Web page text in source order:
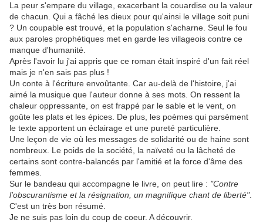
La peur s'empare du village, exacerbant la couardise ou la valeur
de chacun. Qui a fâché les dieux pour qu'ainsi le village soit puni
? Un coupable est trouvé, et la population s'acharne. Seul le fou
aux paroles prophétiques met en garde les villageois contre ce
manque d'humanité.
Après l'avoir lu j'ai appris que ce roman était inspiré d'un fait réel
mais je n'en sais pas plus !
Un conte à l'écriture envoûtante. Car au-delà de l'histoire, j'ai
aimé la musique que l'auteur donne à ses mots. On ressent la
chaleur oppressante, on est frappé par le sable et le vent, on
goûte les plats et les épices. De plus, les poèmes qui parsèment
le texte apportent un éclairage et une pureté particulière.
Une leçon de vie où les messages de solidarité ou de haine sont
nombreux. Le poids de la société, la naïveté ou la lâcheté de
certains sont contre-balancés par l'amitié et la force d'âme des
femmes.
Sur le bandeau qui accompagne le livre, on peut lire : "Contre
l'obscurantisme et la résignation, un magnifique chant de liberté".
C'est un très bon résumé.
Je ne suis pas loin du coup de coeur. A découvrir.